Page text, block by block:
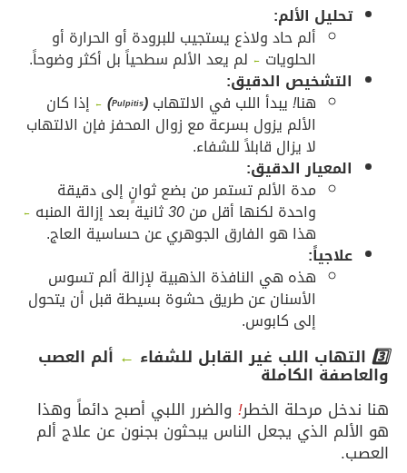
تحليل الألم:
ألم حاد ولاذع يستجيب للبرودة أو الحرارة أو
الحلويات ← لم يعد الألم سطحياً بل أكثر وضوحاً.
التشخيص الدقيق:
هنا!يبدأ اللب في الالتهاب(
Pulpitis
)
← إذا كان
الألم يزول بسرعة مع زوال المحفز فإن الالتهاب
لا يزال قابلاً للشفاء.
المعيار الدقيق:
مدة الألم تستمر من بضع ثوانٍ إلى دقيقة
واحدة لكنها أقل من30ثانية بعد إزالة المنبه ←
هذا هو الفارق الجوهري عن حساسية العاج.
علاجياً:
هذه هي النافذة الذهبية لإزالة ألم تسوس
الأسنان عن طريق حشوة بسيطة قبل أن يتحول
إلى كابوس.
3️⃣ التهاب اللب غير القابل للشفاء ← ألم العصب
والعاصفة الكاملة
هنا ندخل مرحلة الخطر! والضرر اللبي أصبح دائماً وهذا
هو الألم الذي يجعل الناس يبحثون بجنون عن علاج ألم
العصب.